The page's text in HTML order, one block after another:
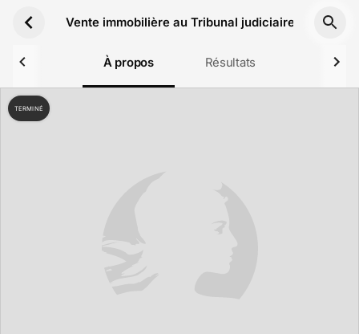
Vente immobilière au Tribunal judiciaire de Vesoul
À propos Résultats
TERMINÉ